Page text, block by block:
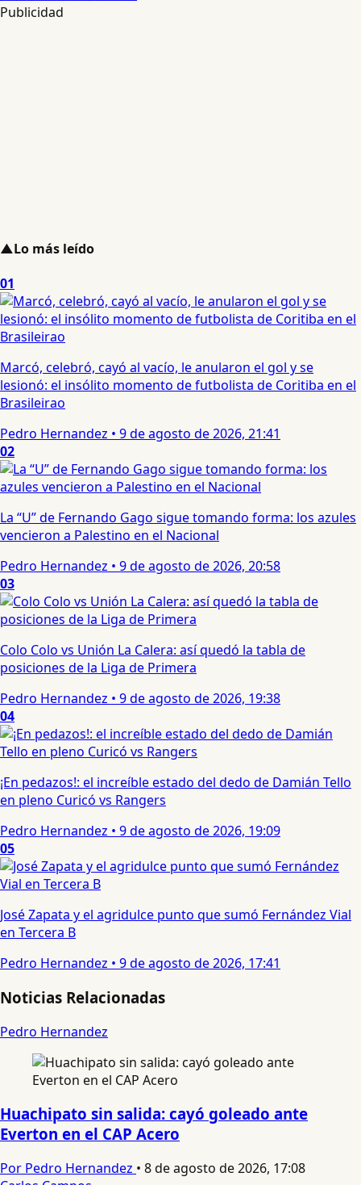
Publicidad
▲Lo más leído
01
Marcó, celebró, cayó al vacío, le anularon el gol y se
lesionó: el insólito momento de futbolista de Coritiba en el
Brasileirao
Pedro Hernandez • 9 de agosto de 2026, 21:41
02
La “U” de Fernando Gago sigue tomando forma: los azules
vencieron a Palestino en el Nacional
Pedro Hernandez • 9 de agosto de 2026, 20:58
03
Colo Colo vs Unión La Calera: así quedó la tabla de
posiciones de la Liga de Primera
Pedro Hernandez • 9 de agosto de 2026, 19:38
04
¡En pedazos!: el increíble estado del dedo de Damián Tello
en pleno Curicó vs Rangers
Pedro Hernandez • 9 de agosto de 2026, 19:09
05
José Zapata y el agridulce punto que sumó Fernández Vial
en Tercera B
Pedro Hernandez • 9 de agosto de 2026, 17:41
Noticias Relacionadas
Pedro Hernandez
Huachipato sin salida: cayó goleado ante
Everton en el CAP Acero
Por Pedro Hernandez • 8 de agosto de 2026, 17:08